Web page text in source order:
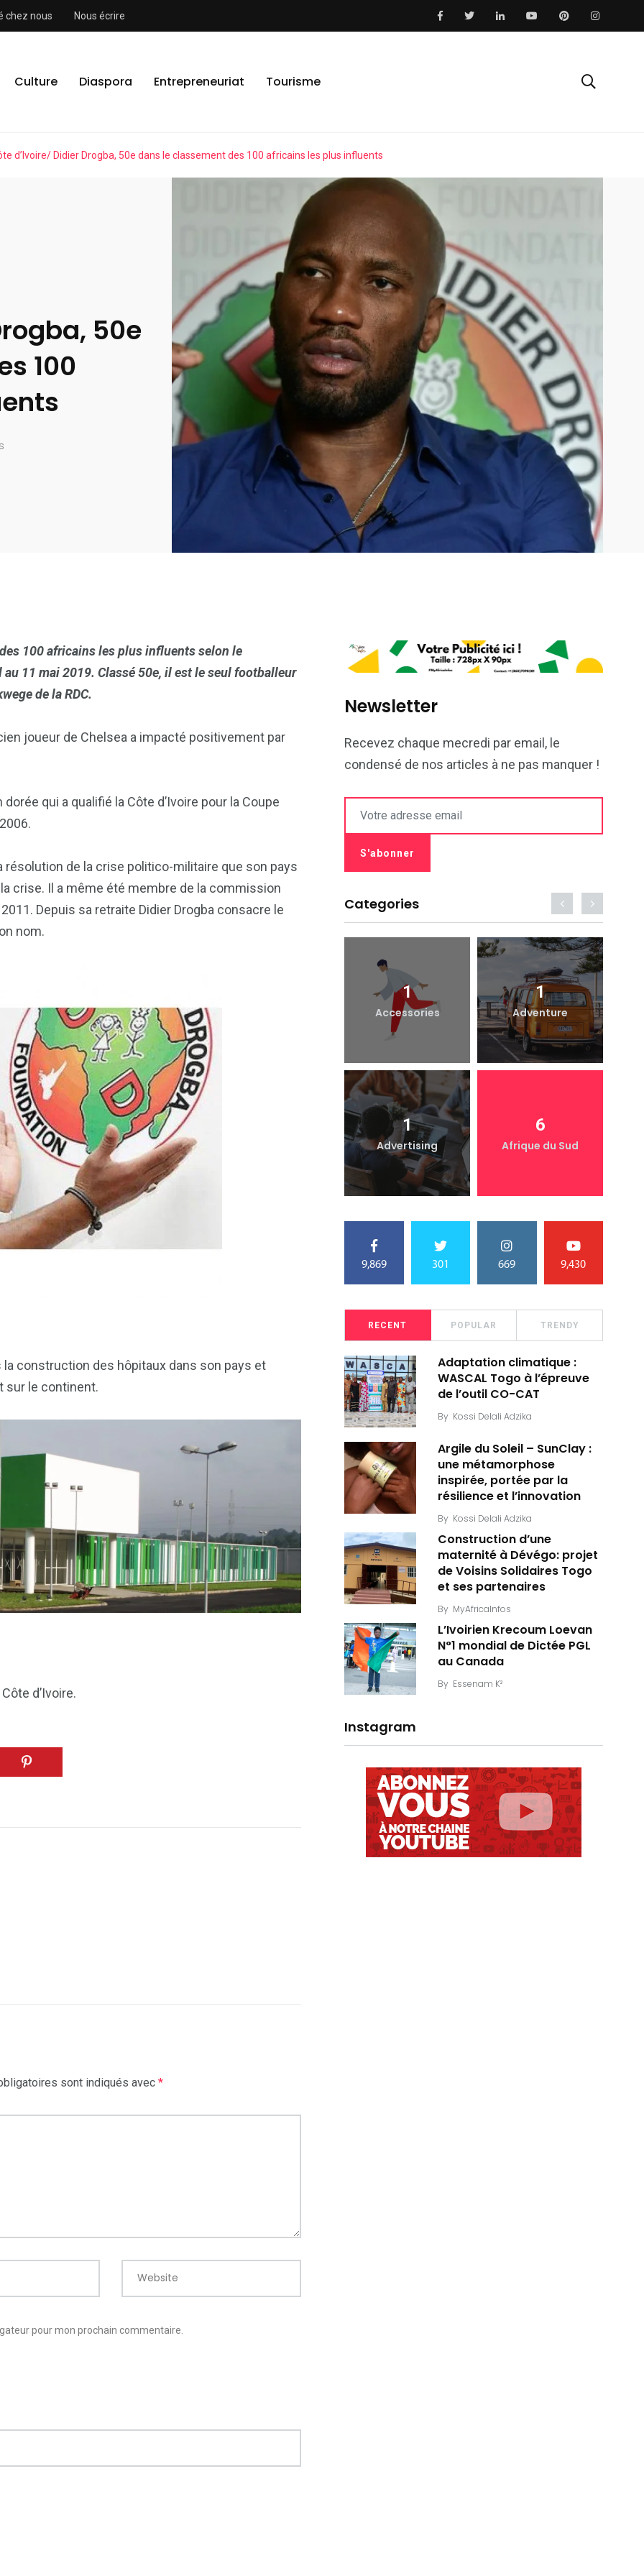
chez nous Nous écrire
Culture Diaspora Entrepreneuriat Tourisme
d’Ivoire/ Didier Drogba, 50e dans le classement des 100 africains les plus influents
50e
100
100 africains les plus influents selon le
11 mai 2019. Classé 50e, il est le seul footballeur
de la RDC.
joueur de Chelsea a impacté positivement par
qui a qualifié la Côte d’Ivoire pour la Coupe
résolution de la crise politico-militaire que son pays
crise. Il a même été membre de la commission
Depuis sa retraite Didier Drogba consacre le
nom.
construction des hôpitaux dans son pays et
sur le continent.
d’Ivoire.
sont indiqués avec *
Website
pour mon prochain commentaire.
Newsletter
Recevez chaque mecredi par email, le
condensé de nos articles à ne pas manquer !
Categories
Yomadic
7
Zimbabwe
1
Accessories
1
Adventure
1
Advertising
6
Afrique du Sud
9,869 301 669 9,430
RECENT POPULAR TRENDY
Adaptation climatique :
WASCAL Togo à l’épreuve
de l’outil CO-CAT
By Kossi Delali Adzika
Argile du Soleil – SunClay :
une métamorphose
inspirée, portée par la
résilience et l’innovation
By Kossi Delali Adzika
Construction d’une
maternité à Dévégo: projet
de Voisins Solidaires Togo
et ses partenaires
By MyAfricaInfos
L’Ivoirien Krecoum Loevan
N°1 mondial de Dictée PGL
au Canada
By Essenam K²
Instagram